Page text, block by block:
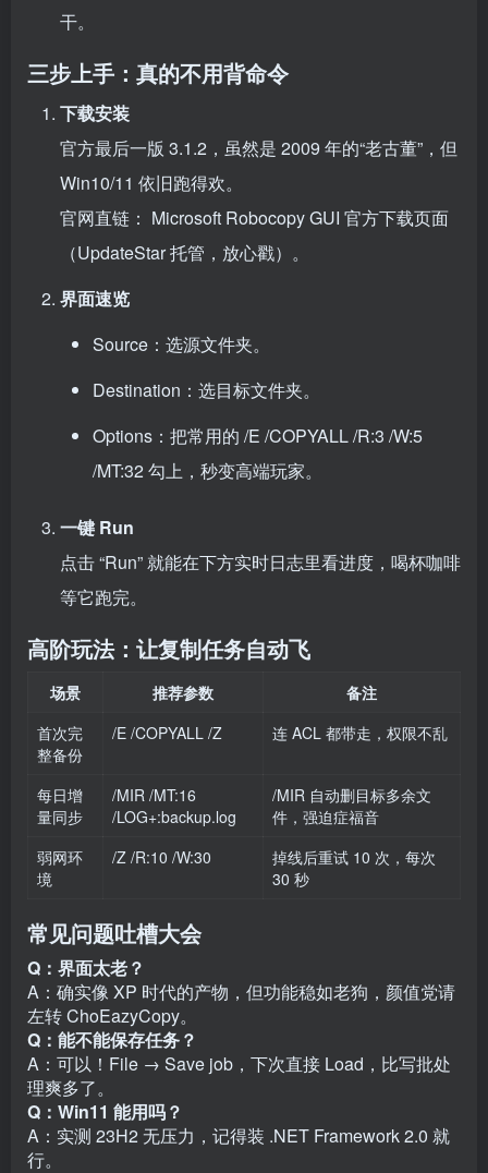
干。
三步上手：真的不用背命令
下载安装
官方最后一版 3.1.2，虽然是 2009 年的“老古董”，但
Win10/11 依旧跑得欢。
官网直链： Microsoft Robocopy GUI 官方下载页面
（UpdateStar 托管，放心戳）。
界面速览
Source：选源文件夹。
Destination：选目标文件夹。
Options：把常用的 /E /COPYALL /R:3 /W:5
/MT:32 勾上，秒变高端玩家。
一键 Run
点击 “Run” 就能在下方实时日志里看进度，喝杯咖啡
等它跑完。
高阶玩法：让复制任务自动飞
场景 推荐参数
备注
首次完
整备份
/E /COPYALL /Z 连 ACL 都带走，权限不乱
每日增
量同步
/MIR /MT:16
/LOG+:backup.log
/MIR 自动删目标多余文
件，强迫症福音
弱网环
境
/Z /R:10 /W:30
掉线后重试 10 次，每次
30 秒
常见问题吐槽大会
Q：界面太老？
A：确实像 XP 时代的产物，但功能稳如老狗，颜值党请
左转 ChoEazyCopy。
Q：能不能保存任务？
A：可以！File → Save job，下次直接 Load，比写批处
理爽多了。
Q：Win11 能用吗？
A：实测 23H2 无压力，记得装 .NET Framework 2.0 就
行。